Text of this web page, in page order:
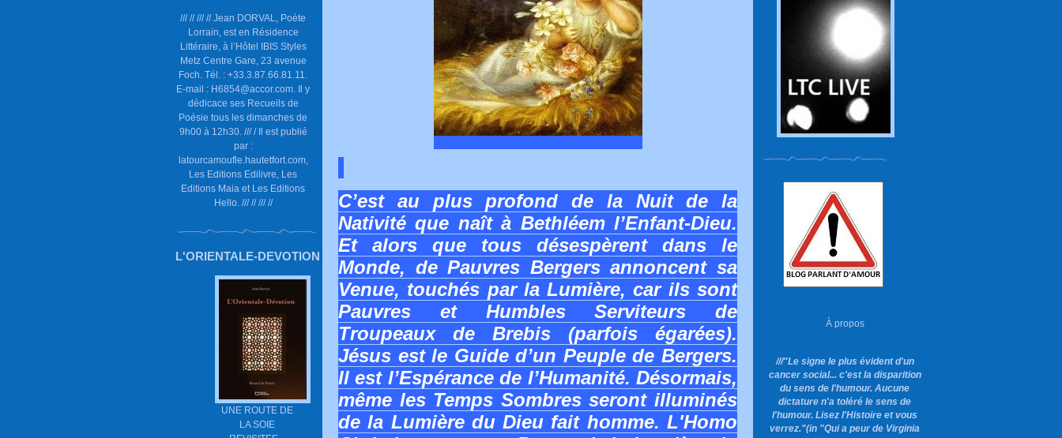
/// // /// // Jean DORVAL, Poète
Lorrain, est en Résidence
Littéraire, à l’Hôtel IBIS Styles
Metz Centre Gare, 23 avenue
Foch. Tél. : +33.3.87.66.81.11.
E-mail : H6854@accor.com. Il y
dédicace ses Recueils de
Poésie tous les dimanches de
9h00 à 12h30. /// / Il est publié
par :
latourcamoufle.hautetfort.com,
Les Editions Edilivre, Les
Editions Maia et Les Editions
Hello. /// // /// //
L'ORIENTALE-DEVOTION
UNE ROUTE DE
LA SOIE
À propos
///"Le signe le plus évident d'un
cancer social... c'est la disparition
du sens de l'humour. Aucune
dictature n'a toléré le sens de
l'humour. Lisez l'Histoire et vous
verrez."(in "Qui a peur de Virginia
C’est au plus profond de la Nuit de la
Nativité que naît à Bethléem l’Enfant-Dieu.
Et alors que tous désespèrent dans le
Monde, de Pauvres Bergers annoncent sa
Venue, touchés par la Lumière, car ils sont
Pauvres et Humbles Serviteurs de
Troupeaux de Brebis (parfois égarées).
Jésus est le Guide d’un Peuple de Bergers.
Il est l’Espérance de l’Humanité. Désormais,
même les Temps Sombres seront illuminés
de la Lumière du Dieu fait homme. L'Homo